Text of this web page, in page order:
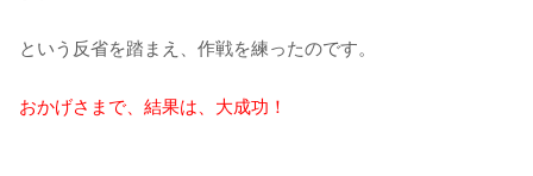
という反省を踏まえ、作戦を練ったのです。
おかげさまで、結果は、大成功！